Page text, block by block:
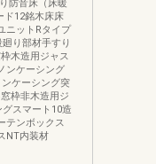
防音床（床暖
ド12銘木床床
ニットRタイプ
り部材手すり
木造用ジャス
ンケーシング
ケーシング突
枠非木造用ジ
スマート10造
テンボックス
NT内装材